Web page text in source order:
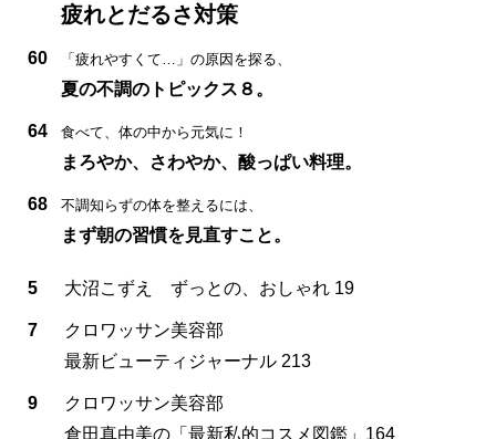
疲れとだるさ対策
60 「疲れやすくて…」の原因を探る、
夏の不調のトピックス８。
64 食べて、体の中から元気に！
まろやか、さわやか、酸っぱい料理。
68 不調知らずの体を整えるには、
まず朝の習慣を見直すこと。
5 大沼こずえ ずっとの、おしゃれ 19
7
クロワッサン美容部
最新ビューティジャーナル 213
9
クロワッサン美容部
倉田真由美の「最新私的コスメ図鑑」164